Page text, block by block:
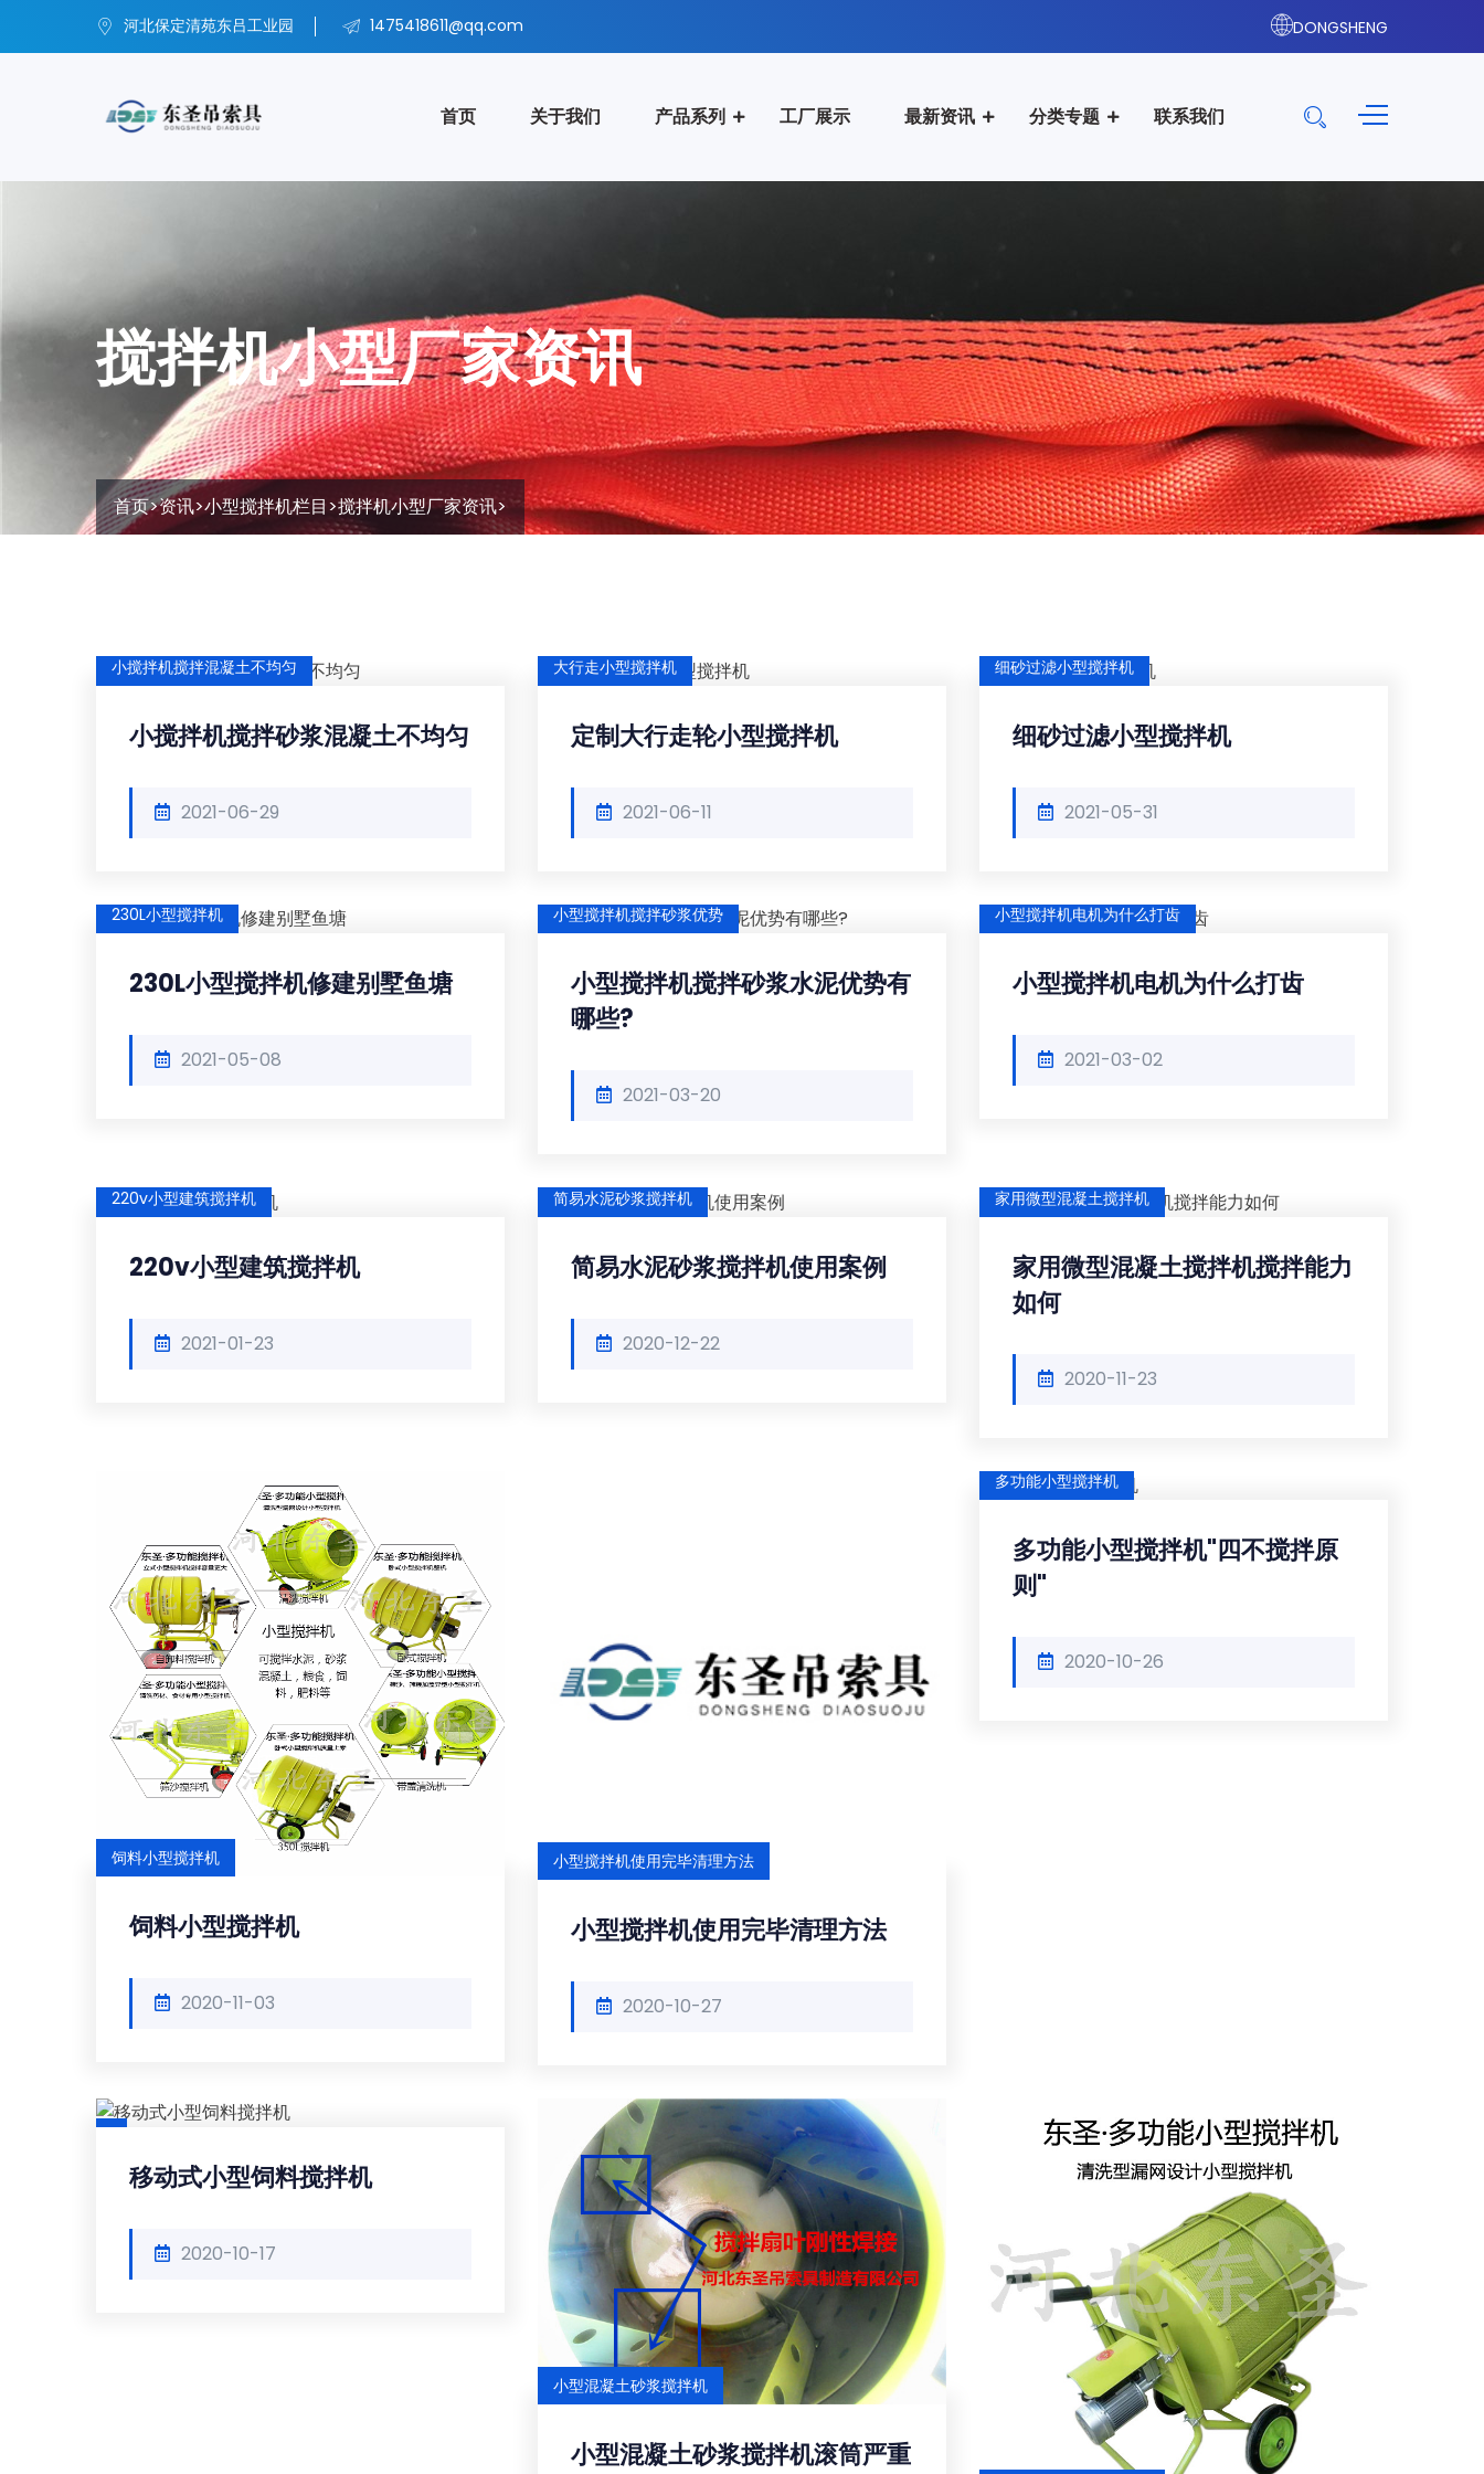
河北保定清苑东吕工业园 1475418611@qq.com DONGSHENG
首页 关于我们 产品系列 工厂展示 最新资讯 分类专题 联系我们
搅拌机小型厂家资讯
首页>资讯>小型搅拌机栏目>搅拌机小型厂家资讯>
小搅拌机搅拌混凝土不均匀
小搅拌机搅拌砂浆混凝土不均匀
2021-06-29
大行走小型搅拌机
定制大行走轮小型搅拌机
2021-06-11
细砂过滤小型搅拌机
细砂过滤小型搅拌机
2021-05-31
230L小型搅拌机
230L小型搅拌机修建别墅鱼塘
2021-05-08
小型搅拌机搅拌砂浆优势
小型搅拌机搅拌砂浆水泥优势有
哪些?
2021-03-20
小型搅拌机电机为什么打齿
小型搅拌机电机为什么打齿
2021-03-02
220v小型建筑搅拌机
220v小型建筑搅拌机
2021-01-23
简易水泥砂浆搅拌机
简易水泥砂浆搅拌机使用案例
2020-12-22
家用微型混凝土搅拌机
家用微型混凝土搅拌机搅拌能力
如何
2020-11-23
饲料小型搅拌机
饲料小型搅拌机
2020-11-03
小型搅拌机使用完毕清理方法
小型搅拌机使用完毕清理方法
2020-10-27
多功能小型搅拌机
多功能小型搅拌机"四不搅拌原
则"
2020-10-26
移动式小型饲料搅拌机
2020-10-17
小型混凝土砂浆搅拌机
小型混凝土砂浆搅拌机滚筒严重